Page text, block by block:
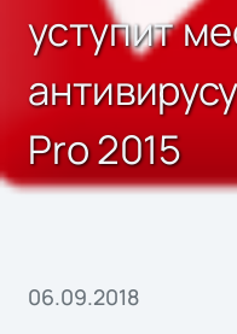
уступит
Pro 2015
06.09.2018